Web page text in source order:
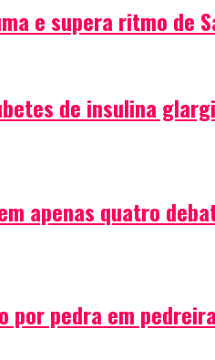
e supera ritmo de
de insulina
apenas quatro
pedra em